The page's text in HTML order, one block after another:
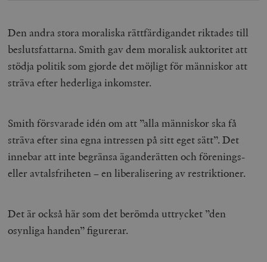
Den andra stora moraliska rättfärdigandet riktades till
beslutsfattarna. Smith gav dem moralisk auktoritet att
stödja politik som gjorde det möjligt för människor att
sträva efter hederliga inkomster.
Smith försvarade idén om att ”alla människor ska få
sträva efter sina egna intressen på sitt eget sätt”. Det
innebar att inte begränsa äganderätten och förenings-
eller avtalsfriheten – en liberalisering av restriktioner.
Det är också här som det berömda uttrycket ”den
osynliga handen” figurerar.